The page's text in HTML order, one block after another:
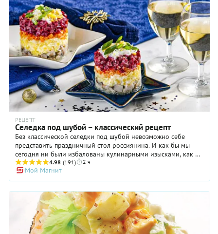
Позже, в XIX веке знаменитый Огюст Эскофье опубликовал в
одной из своих кулинарных книг рецепт этого салата, где
предлагалось включать в него картофель и стручковую
фасоль. Стоит заметить, очень немногие поддержали
подобную идею, считая ее издевательством над классикой.
И в середине XX века мэр Ниццы опубликовал свою версию
нисуаза, согласно которой в его составе должны были
входить только тунец, артишоки и редис. В общем, сколько
поваров — столько и мнений. Мы предлагаем свою версию
нисуаза классического, которая нравится всем, кто проверял
ее в деле.
РЕЦЕПТ
Селедка под шубой – классический рецепт
Без классической селедки под шубой невозможно себе
представить праздничный стол россиянина. И как бы мы
сегодня ни были избалованы кулинарными изысками, как бы
ни стремились к здоровому питанию, непременно перед
Новым годом или днем рождения кто-то из близких
попросит приготовить этот слоеный салат. Предлагаем вам
классический рецепт селедки под шубой, который, конечно
же, вы можете варьировать по своему желанию.
4.98 (191) 2 ч
Мой Магнит